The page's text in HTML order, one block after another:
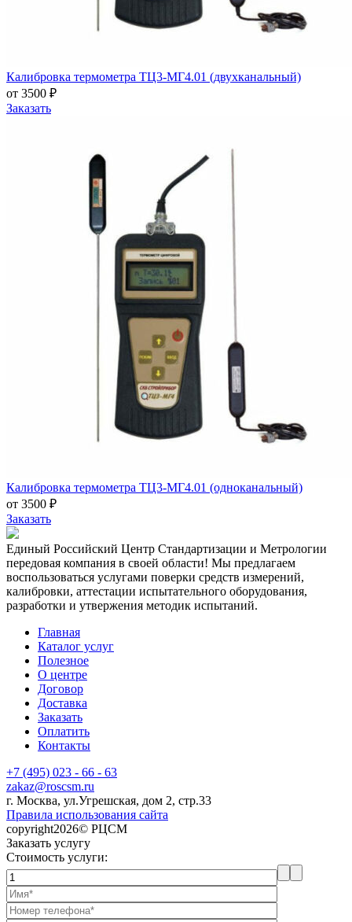
Калибровка термометра ТЦ3-МГ4.01 (двухканальный)
от 3500 ₽
Заказать
Калибровка термометра ТЦ3-МГ4.01 (одноканальный)
от 3500 ₽
Заказать
Единый Российский Центр Стандартизации и Метрологии
передовая компания в своей области! Мы предлагаем
воспользоваться услугами поверки средств измерений,
калибровки, аттестации испытательного оборудования,
разработки и утвержения методик испытаний.
Главная
Каталог услуг
Полезное
О центре
Договор
Доставка
Заказать
Оплатить
Контакты
+7 (495) 023 - 66 - 63
zakaz@roscsm.ru
г. Москва, ул.Угрешская, дом 2, стр.33
Правила использования сайта
copyright2026© РЦСМ
Заказать услугу
Стоимость услуги: